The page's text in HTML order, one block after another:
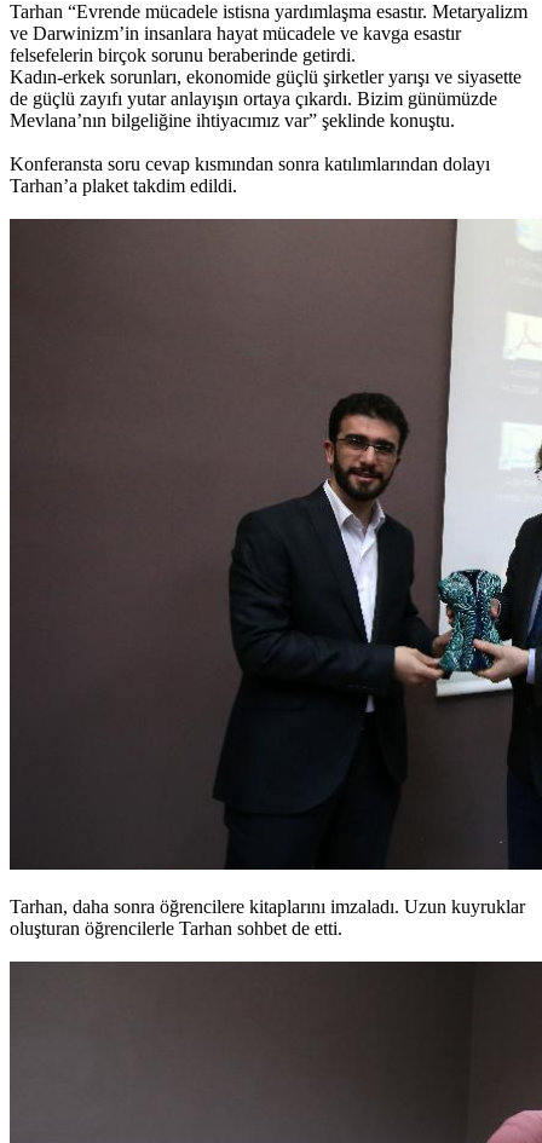
Tarhan “Evrende mücadele istisna yardımlaşma esastır. Metaryalizm
ve Darwinizm’in insanlara hayat mücadele ve kavga esastır
felsefelerin birçok sorunu beraberinde getirdi.
Kadın-erkek sorunları, ekonomide güçlü şirketler yarışı ve siyasette
de güçlü zayıfı yutar anlayışın ortaya çıkardı. Bizim günümüzde
Mevlana’nın bilgeliğine ihtiyacımız var” şeklinde konuştu.
Konferansta soru cevap kısmından sonra katılımlarından dolayı
Tarhan’a plaket takdim edildi.
Tarhan, daha sonra öğrencilere kitaplarını imzaladı. Uzun kuyruklar
oluşturan öğrencilerle Tarhan sohbet de etti.